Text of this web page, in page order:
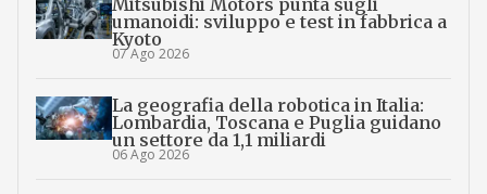
Mitsubishi Motors punta sugli
umanoidi: sviluppo e test in fabbrica a
Kyoto
07 Ago 2026
La geografia della robotica in Italia:
Lombardia, Toscana e Puglia guidano
un settore da 1,1 miliardi
06 Ago 2026